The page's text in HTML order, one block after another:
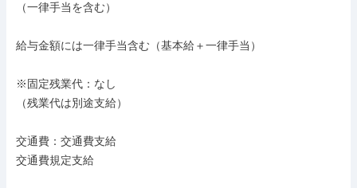
（一律手当を含む）
給与金額には一律手当含む（基本給＋一律手当）
※固定残業代：なし
（残業代は別途支給）
交通費：交通費支給
交通費規定支給